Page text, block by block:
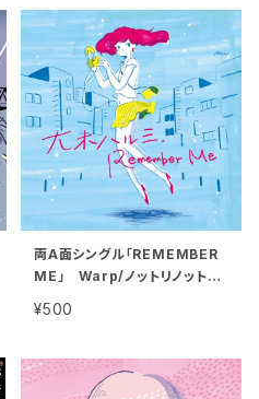
両A面シングル「REMEMBER
ME」 Warp/ノットリノットラ
¥500